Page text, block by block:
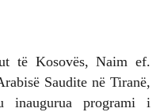
të Kosovës, Naim ef.
Saudite në Tiranë,
inaugurua programi i